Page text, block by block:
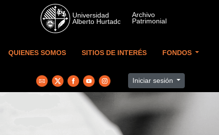
Skip to main content
QUIENES SOMOS SITIOS DE INTERÉS FONDOS
Iniciar sesión